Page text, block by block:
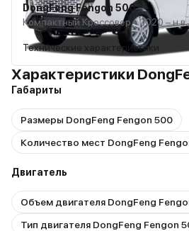
DongFeng Fengon 500
Компактный Кроссовер • 2020 –
Технические характеристики
Характеристики
Габариты
Размеры DongFeng Fengon 500
Количество мест DongFeng
Двигатель
Объем двигателя DongFeng
Тип двигателя DongFeng Fengon